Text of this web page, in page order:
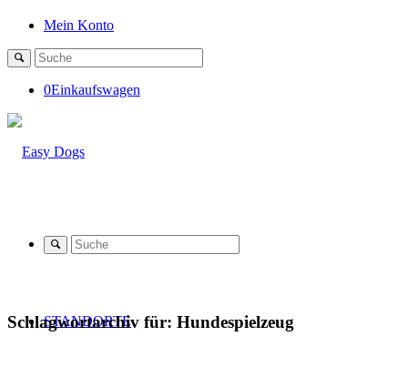
Mein Konto
0Einkaufswagen
STANDORTE
Schlagwortarchiv für: Hundespielzeug